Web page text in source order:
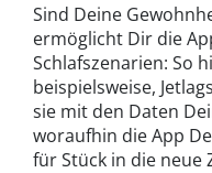
Sind Deine
ermöglicht Dir die
Schlafszenarien: So
beispielsweise,
sie mit den Daten
woraufhin die App
für Stück in die neue